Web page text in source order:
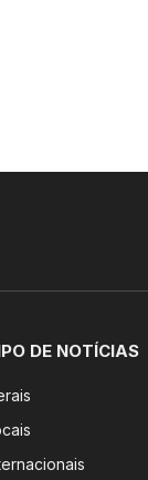
DE NOTÍCIAS